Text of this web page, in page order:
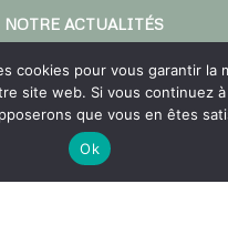
NOTRE ACTUALITÉS
D’INTERVENTIONS
Planification urbaine
des boisements
cookies pour vous garantir la
site web. Si vous continuez
que vous en êtes
Ok